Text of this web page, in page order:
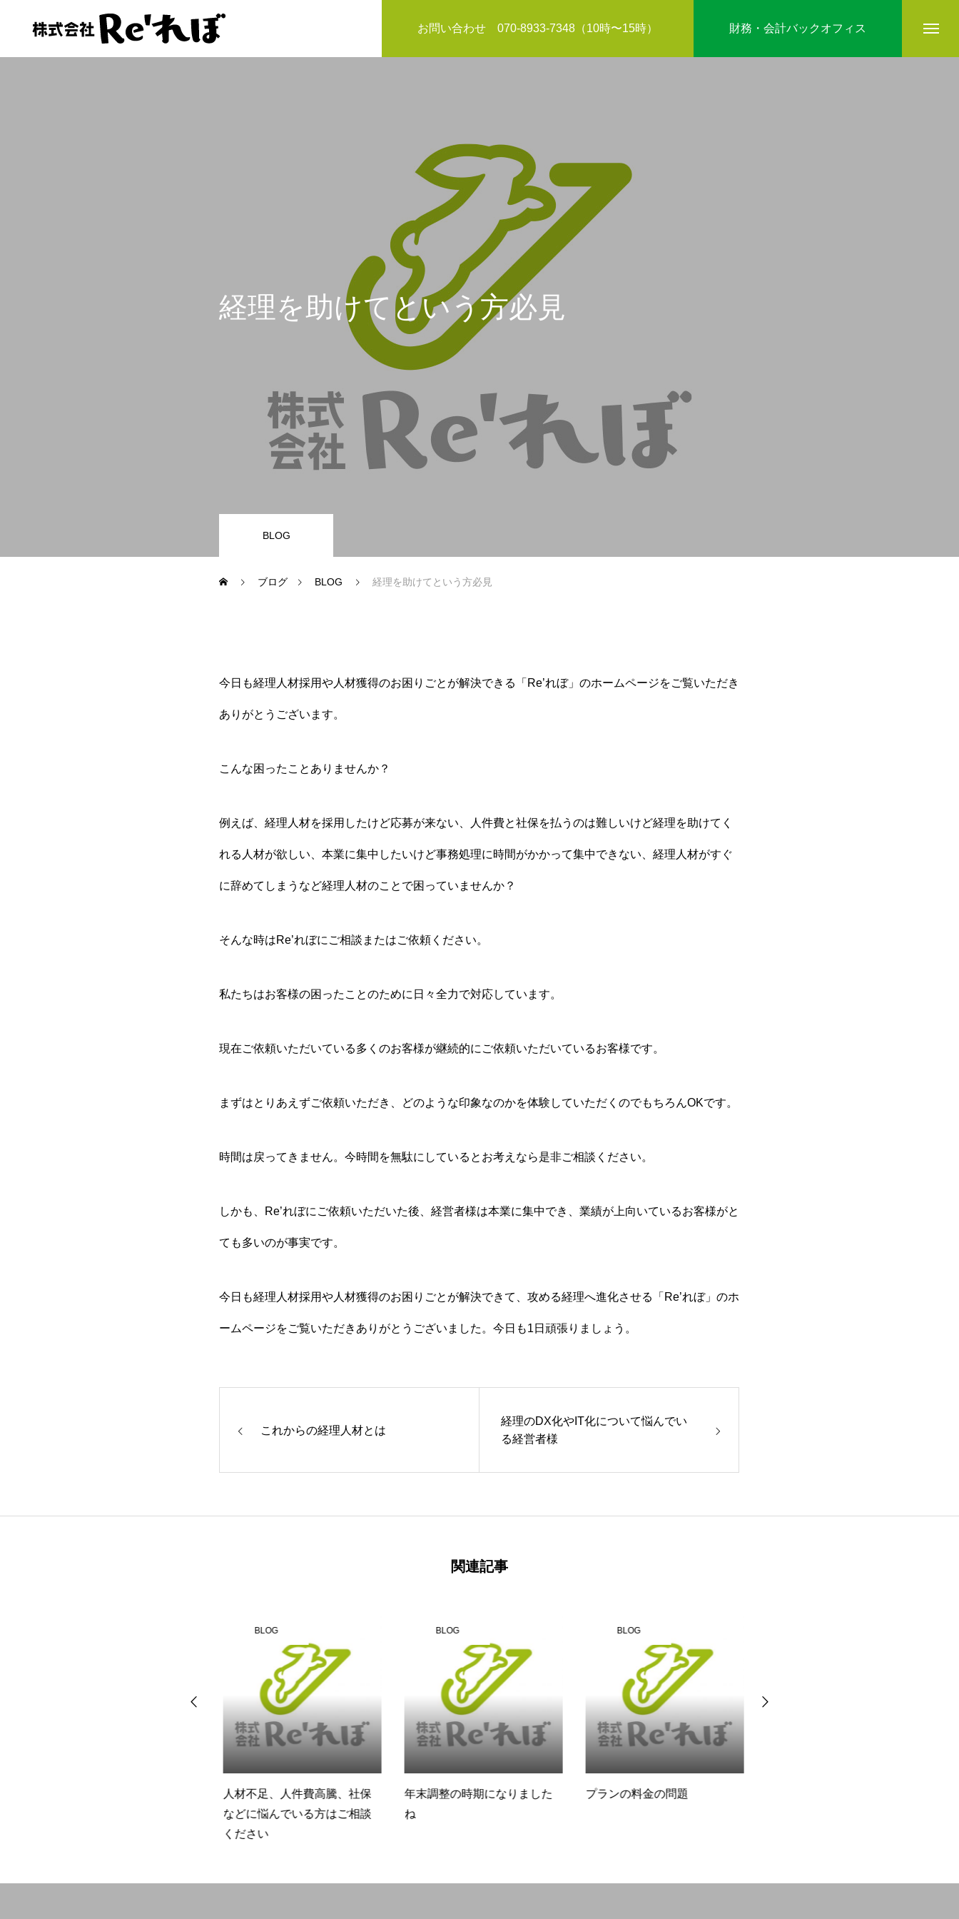
お問い合わせ 070-8933-7348（10時〜15時） 財務・会計バックオフィス
お知らせ
経営サポーター（認定支援機関業務） 資金調達・補助金サポート
経理を助けてという方必見
BLOG
ブログ BLOG 経理を助けてという方必見
今日も経理人材採用や人材獲得のお困りごとが解決できる「Re’れぼ」のホームページをご覧いただき
ありがとうございます。
こんな困ったことありませんか？
例えば、経理人材を採用したけど応募が来ない、人件費と社保を払うのは難しいけど経理を助けてく
れる人材が欲しい、本業に集中したいけど事務処理に時間がかかって集中できない、経理人材がすぐ
に辞めてしまうなど経理人材のことで困っていませんか？
そんな時はRe’れぼにご相談またはご依頼ください。
私たちはお客様の困ったことのために日々全力で対応しています。
現在ご依頼いただいている多くのお客様が継続的にご依頼いただいているお客様です。
まずはとりあえずご依頼いただき、どのような印象なのかを体験していただくのでもちろんOKです。
時間は戻ってきません。今時間を無駄にしているとお考えなら是非ご相談ください。
しかも、Re’れぼにご依頼いただいた後、経営者様は本業に集中でき、業績が上向いているお客様がと
ても多いのが事実です。
今日も経理人材採用や人材獲得のお困りごとが解決できて、攻める経理へ進化させる「Re’れぼ」のホ
ームページをご覧いただきありがとうございました。今日も1日頑張りましょう。
これからの経理人材とは
経理のDX化やIT化について悩んでい
る経営者様
関連記事
BLOG
人材不足、人件費高騰、社保
などに悩んでいる方はご相談
ください
BLOG
年末調整の時期になりました
ね
BLOG
プランの料金の問題